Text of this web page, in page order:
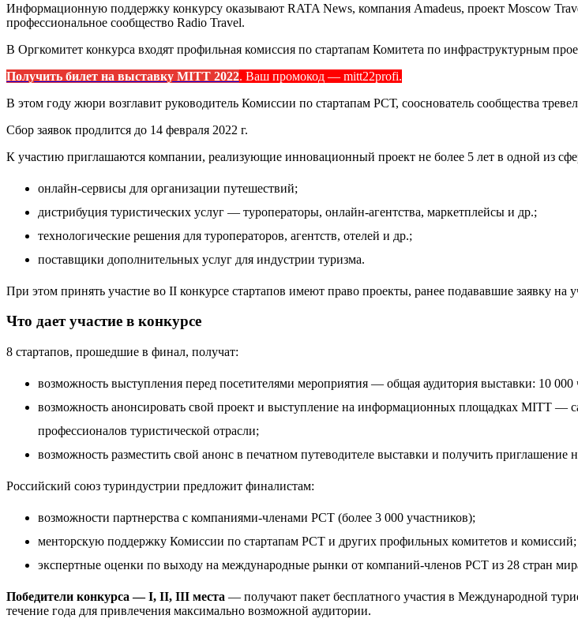
Информационную поддержку конкурсу оказывают RATA News, компания Amadeus, проект Moscow
профессиональное сообщество Radio Travel.
В Оргкомитет конкурса входят профильная комиссия по стартапам Комитета по инфраструктурным
Получить билет на выставку MITT 2022. Ваш промокод — mitt22profi.
В этом году жюри возглавит руководитель Комиссии по стартапам РСТ, сооснователь сообщества
Сбор заявок продлится до 14 февраля 2022 г.
К участию приглашаются компании, реализующие инновационный проект не более 5 лет в одной из
онлайн-сервисы для организации путешествий;
дистрибуция туристических услуг — туроператоры, онлайн-агентства, маркетплейсы и др.;
технологические решения для туроператоров, агентств, отелей и др.;
поставщики дополнительных услуг для индустрии туризма.
При этом принять участие во II конкурсе стартапов имеют право проекты, ранее подававшие заявку
Что дает участие в конкурсе
8 стартапов, прошедшие в финал, получат:
возможность выступления перед посетителями мероприятия — общая аудитория выставки: 10 000
возможность анонсировать свой проект и выступление на информационных площадках MITT —
профессионалов туристической отрасли;
возможность разместить свой анонс в печатном путеводителе выставки и получить приглашение
Российский союз туриндустрии предложит финалистам:
возможности партнерства с компаниями-членами РСТ (более 3 000 участников);
менторскую поддержку Комиссии по стартапам РСТ и других профильных комитетов и комиссий;
экспертные оценки по выходу на международные рынки от компаний-членов РСТ из 28 стран
Победители конкурса — I, II, III места — получают пакет бесплатного участия в Международной
течение года для привлечения максимально возможной аудитории.